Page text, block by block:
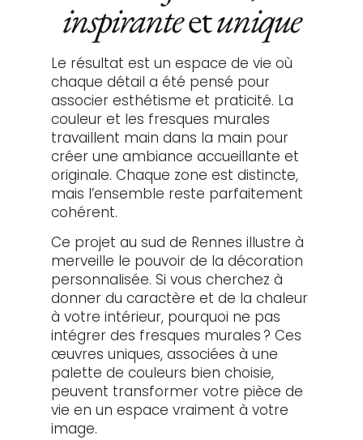
inspiranteetunique
Le résultat est un espace de vie où
chaque détail a été pensé pour
associer esthétisme et praticité. La
couleur et les fresques murales
travaillent main dans la main pour
créer une ambiance accueillante et
originale. Chaque zone est distincte,
mais l’ensemble reste parfaitement
cohérent.
Ce projet au sud de Rennes illustre à
merveille le pouvoir de la décoration
personnalisée. Si vous cherchez à
donner du caractère et de la chaleur
à votre intérieur, pourquoi ne pas
intégrer des fresques murales ? Ces
œuvres uniques, associées à une
palette de couleurs bien choisie,
peuvent transformer votre pièce de
vie en un espace vraiment à votre
image.